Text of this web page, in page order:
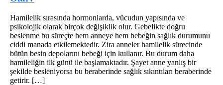
Hamilelik sırasında hormonlarda, vücudun yapısında ve
psikolojik olarak birçok değişiklik olur. Gebelikte doğru
beslenme bu süreçte hem anneye hem bebeğin sağlık durumunu
ciddi manada etkilemektedir. Zira anneler hamilelik sürecinde
bütün besin depolarını bebeği için kullanır. Bu durum daha
hamileliğin ilk günü ile başlamaktadır. Şayet anne yanlış bir
şekilde besleniyorsa bu beraberinde sağlık sıkıntıları beraberinde
getirir. […]